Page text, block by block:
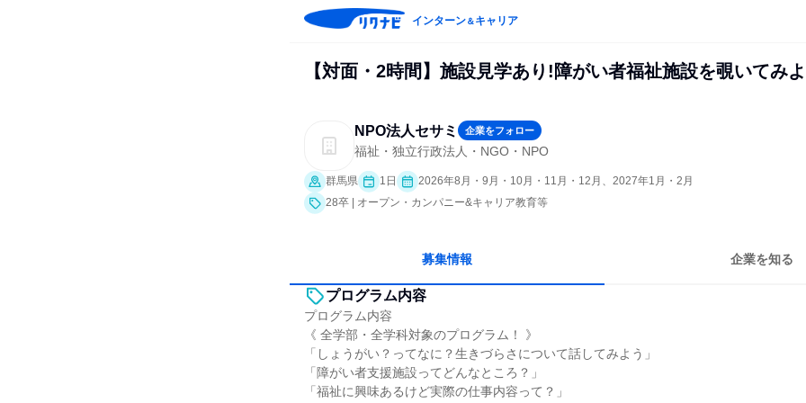
インターン＆キャリア
【対面・2時間】施設見学あり!障がい者福祉施設を覗いてみ
NPO法人セサミ 企業をフォロー
福祉・独立行政法人・NGO・NPO
群馬県 1日
2026年8月・9月・10月・11月・12月、2027年1月・2月
28卒 | オープン・カンパニー&キャリア教育等
募集情報 企業を知る
プログラム内容
プログラム内容
《 全学部・全学科対象のプログラム！ 》
「しょうがい？ってなに？生きづらさについて話してみよう」
「障がい者支援施設ってどんなところ？」
「福祉に興味あるけど実際の仕事内容って？」